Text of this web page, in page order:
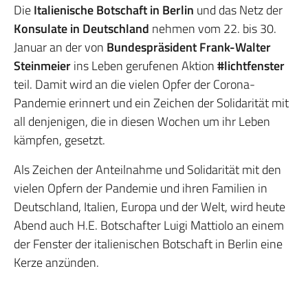
DieItalienische Botschaft in Berlin und das Netz der
Konsulate in Deutschland nehmen vom 22. bis 30.
Januar an der von Bundespräsident Frank-Walter
Steinmeierins Leben gerufenen Aktion#lichtfenster
teil. Damit wird an die vielen Opfer der Corona-
Pandemie erinnert und ein Zeichen der Solidarität mit
all denjenigen, die in diesen Wochen um ihr Leben
kämpfen, gesetzt.
Als Zeichen der Anteilnahme und Solidarität mit den
vielen Opfern der Pandemie und ihren Familien in
Deutschland, Italien, Europa und der Welt, wird heute
Abend auch H.E. Botschafter Luigi Mattiolo an einem
der Fenster der italienischen Botschaft in Berlin eine
Kerze anzünden.